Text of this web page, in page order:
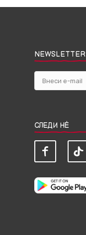
NEWSLETTER
СЛЕДИ НЀ